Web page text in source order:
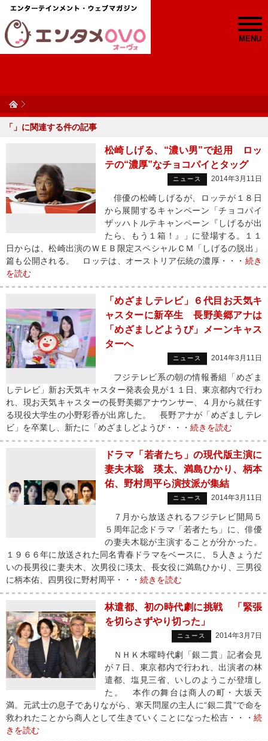
MENU
「 」に関連する件の記事
松崎しげる、“濃い男”で起用 ロッ
テの“濃厚”なチョコパイとタッグ
ニュース 2014年3月11日
俳優の松崎しげるが、ロッテが１８日
から展開するキャンペーン「チョコパイ
ザッハトルテキャンペーン『しげるが出
たら、もう１箱！』」に登場する。１１
日からは、松崎出演のＷＥＢ限定スペシャルＣＭ「しげるの脱出」
篇も公開される。 ロッテは、オーストリア伝統の濃厚・・・ 続き
を読む
「めざましテレビ」６代目お天気キ
ャスターに新卒生 長野美郷アナは
「めざましどようび」メーンキャス
ターへ
ニュース 2014年3月11日
フジテレビ系の朝の情報番組「めざま
しテレビ」新お天気キャスター発表会見が１１日、東京都内で行わ
れ、現お天気キャスターの長野美郷アナウンサー、４月から就任す
る現役大学生の小野彩香が出席した。 長野アナが「めざましテレ
ビ」を卒業し、新たに「めざましどようび・・・ 続きを読む
ドラマ「若者たち」の現代版主演に
妻夫木聡 瑛太、満島ひかり、柄本
佑、野村周平ら演技派が集結
ニュース 2014年3月11日
７月から放送されるフジテレビ開局５
５周年記念ドラマ「若者たち」に、俳優
の妻夫木聡が主演することが分かった。
１９６６年に放送された同名青春ドラマをベースに、５人きょうだ
いの長男役に妻夫木、次男役に瑛太、長女役に満島ひかり、三男役
に柄本佑、四男役に野村周平・・・ 続きを読む
林遣都、初の時代劇に挑戦 「緊張
を切らさずやり切った」
ニュース 2014年3月7日
ＮＨＫ木曜時代劇「銀二貫」記者会見
が７日、東京都内で行われ、出演者の林
遣都、塩見三省、いしのようこが登壇し
た。 本作の舞台は商人の町・大坂天
満。元武士の息子でありながら、寒天問屋の主人に“銀二貫”で命を
救われたことから商人として生きていくことになった松吉・・・ 続
きを読む